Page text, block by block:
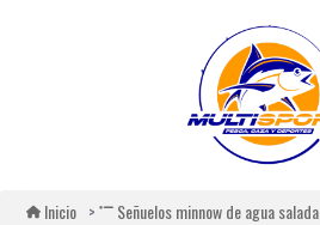
Inicio
Señuelos minnow de agua salada